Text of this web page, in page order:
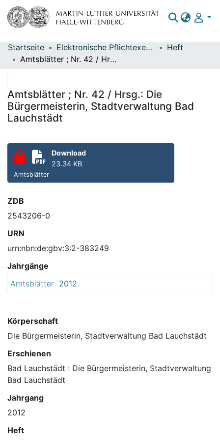
Bereiche & Sammlungen
Statistiken
Startseite Elektronische Pflichtexemplare
Heft
Amtsblätter ; Nr. 42 / Hrsg.: Die Bürgermeisterin, Stadtverwaltung Bad Lauchstädt
Amtsblätter ; Nr. 42 / Hrsg.: Die
Bürgermeisterin, Stadtverwaltung Bad
Lauchstädt
Download
23.34 KB
Amtsblätter
ZDB
2543206-0
URN
urn:nbn:de:gbv:3:2-383249
Jahrgänge
Amtsblätter 2012
Körperschaft
Die Bürgermeisterin, Stadtverwaltung Bad Lauchstädt
Erschienen
Bad Lauchstädt : Die Bürgermeisterin, Stadtverwaltung
Bad Lauchstädt
Jahrgang
2012
Heft